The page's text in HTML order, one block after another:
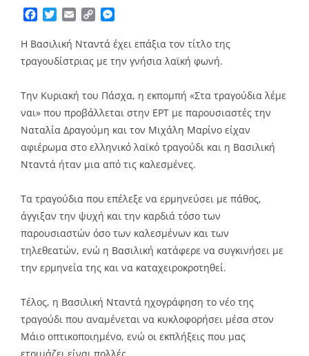
Facebook
TwitterEmailCopy
Η Βασιλική Νταντά έχει επάξια τον τίτλο της
τραγουδίστριας με την γνήσια λαϊκή φωνή.
Την Κυριακή του Πάσχα, η εκπομπή «Στα τραγούδια λέμε
ναι» που προβάλλεται στην ΕΡΤ με παρουσιαστές την
Ναταλία Δραγούμη και τον Μιχάλη Μαρίνο είχαν
αφιέρωμα στο ελληνικό λαϊκό τραγούδι και η Βασιλική
Νταντά ήταν μια από τις καλεσμένες.
Τα τραγούδια που επέλεξε να ερμηνεύσει με πάθος,
άγγιξαν την ψυχή και την καρδιά τόσο των
παρουσιαστών όσο των καλεσμένων και των
τηλεθεατών, ενώ η Βασιλική κατάφερε να συγκινήσει με
την ερμηνεία της και να καταχειροκροτηθεί.
Τέλος, η Βασιλική Νταντά ηχογράφηση το νέο της
τραγούδι που αναμένεται να κυκλοφορήσει μέσα στον
Μάιο οπτικοποιημένο, ενώ οι εκπλήξεις που μας